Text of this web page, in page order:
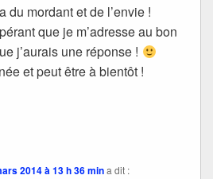
du mordant et de l’envie !
que je m’adresse au bon
j’aurais une réponse !
et peut être à bientôt !
2014 à 13 h 36 mina dit :